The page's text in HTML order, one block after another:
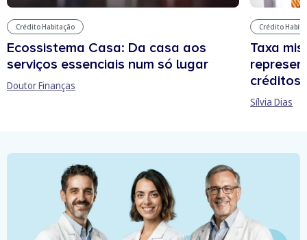
Crédito Habitação
Ecossistema Casa: Da casa aos
serviços essenciais num só lugar
Doutor Finanças
Crédito
Taxa
créditos
Sílvia Dias